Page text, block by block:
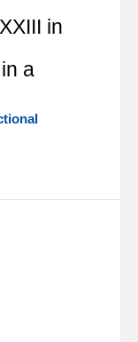
in
a